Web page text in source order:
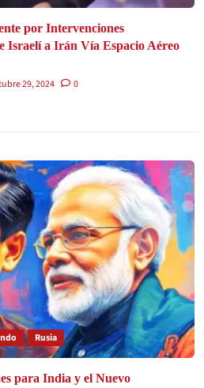
por Intervenciones
Israelí a Irán Vía Espacio Aéreo
29, 2024 0
Rusia
para India y el Nuevo